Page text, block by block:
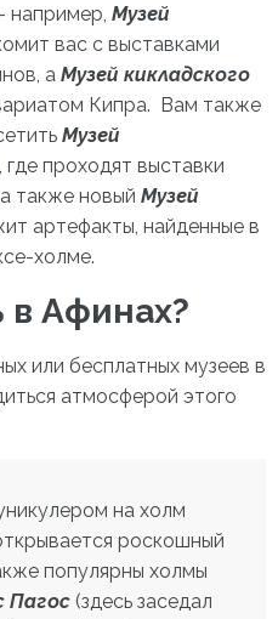
например, Музей
вас с выставками
а Музей кикладского
Кипра. Вам также
Музей
, где проходят выставки
также новый Музей
артефакты, найденные в
холме.
в Афинах?
или бесплатных музеев в
атмосферой этого
на холм
роскошный
популярны холмы
Пагос (здесь заседал